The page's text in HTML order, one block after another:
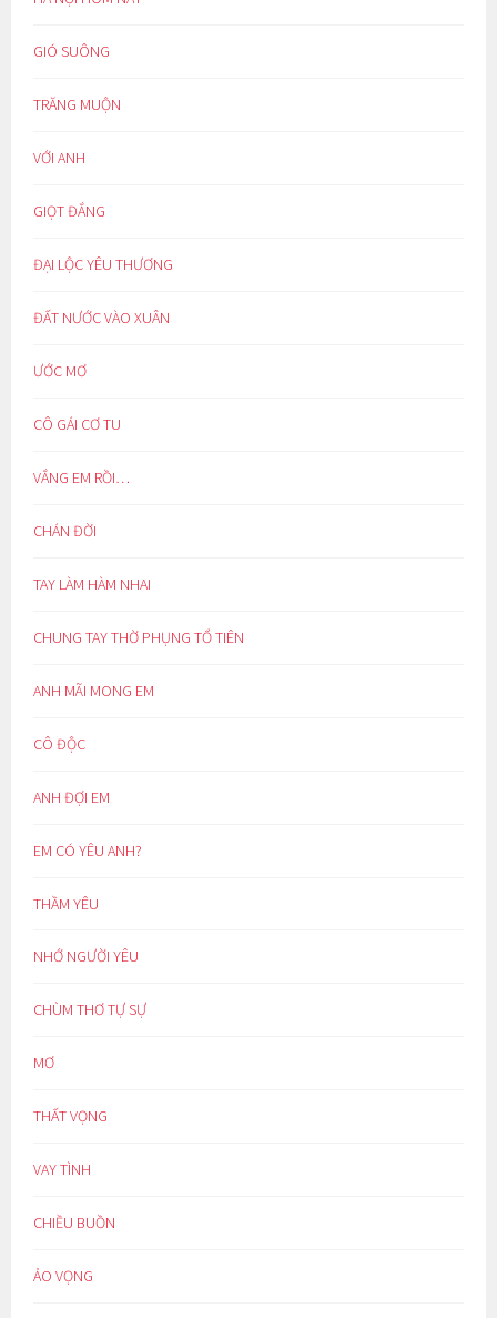
GIÓ SUÔNG
TRĂNG MUỘN
VỚI ANH
GIỌT ĐẮNG
ĐẠI LỘC YÊU THƯƠNG
ĐẤT NƯỚC VÀO XUÂN
ƯỚC MƠ
CÔ GÁI CƠ TU
VẮNG EM RỒI…
CHÁN ĐỜI
TAY LÀM HÀM NHAI
CHUNG TAY THỜ PHỤNG TỔ TIÊN
ANH MÃI MONG EM
CÔ ĐỘC
ANH ĐỢI EM
EM CÓ YÊU ANH?
THẦM YÊU
NHỚ NGƯỜI YÊU
CHÙM THƠ TỰ SỰ
MƠ
THẤT VỌNG
VAY TÌNH
CHIỀU BUỒN
ẢO VỌNG